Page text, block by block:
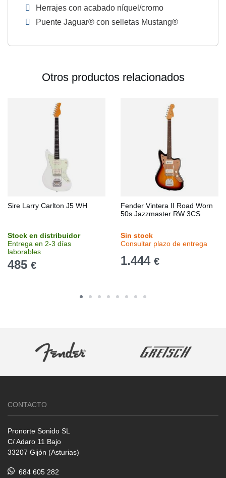
Herrajes con acabado níquel/cromo
Puente Jaguar® con selletas Mustang®
Otros productos relacionados
Sire Larry Carlton J5 WH
Stock en distribuidor
Entrega en 2-3 días
laborables
485 €
Fender Vintera II Road Worn
50s Jazzmaster RW 3CS
Sin stock
Consultar plazo de entrega
1.444 €
CONTACTO
Pronorte Sonido SL
C/ Adaro 11 Bajo
33207 Gijón (Asturias)
684 605 282